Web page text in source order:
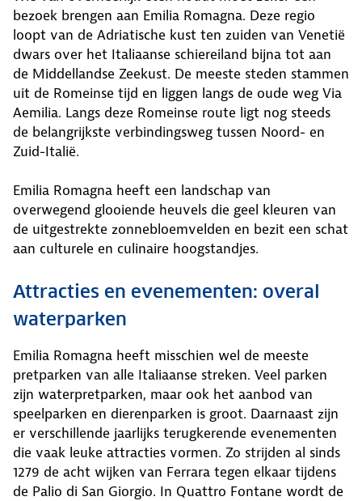
bezoek brengen aan Emilia Romagna. Deze regio
loopt van de Adriatische kust ten zuiden van Venetië
dwars over het Italiaanse schiereiland bijna tot aan
de Middellandse Zeekust. De meeste steden stammen
uit de Romeinse tijd en liggen langs de oude weg Via
Aemilia. Langs deze Romeinse route ligt nog steeds
de belangrijkste verbindingsweg tussen Noord- en
Zuid-Italië.
Emilia Romagna heeft een landschap van
overwegend glooiende heuvels die geel kleuren van
de uitgestrekte zonnebloemvelden en bezit een schat
aan culturele en culinaire hoogstandjes.
Attracties en evenementen: overal
waterparken
Emilia Romagna heeft misschien wel de meeste
pretparken van alle Italiaanse streken. Veel parken
zijn waterpretparken, maar ook het aanbod van
speelparken en dierenparken is groot. Daarnaast zijn
er verschillende jaarlijks terugkerende evenementen
die vaak leuke attracties vormen. Zo strijden al sinds
1279 de acht wijken van Ferrara tegen elkaar tijdens
de Palio di San Giorgio. In Quattro Fontane wordt de